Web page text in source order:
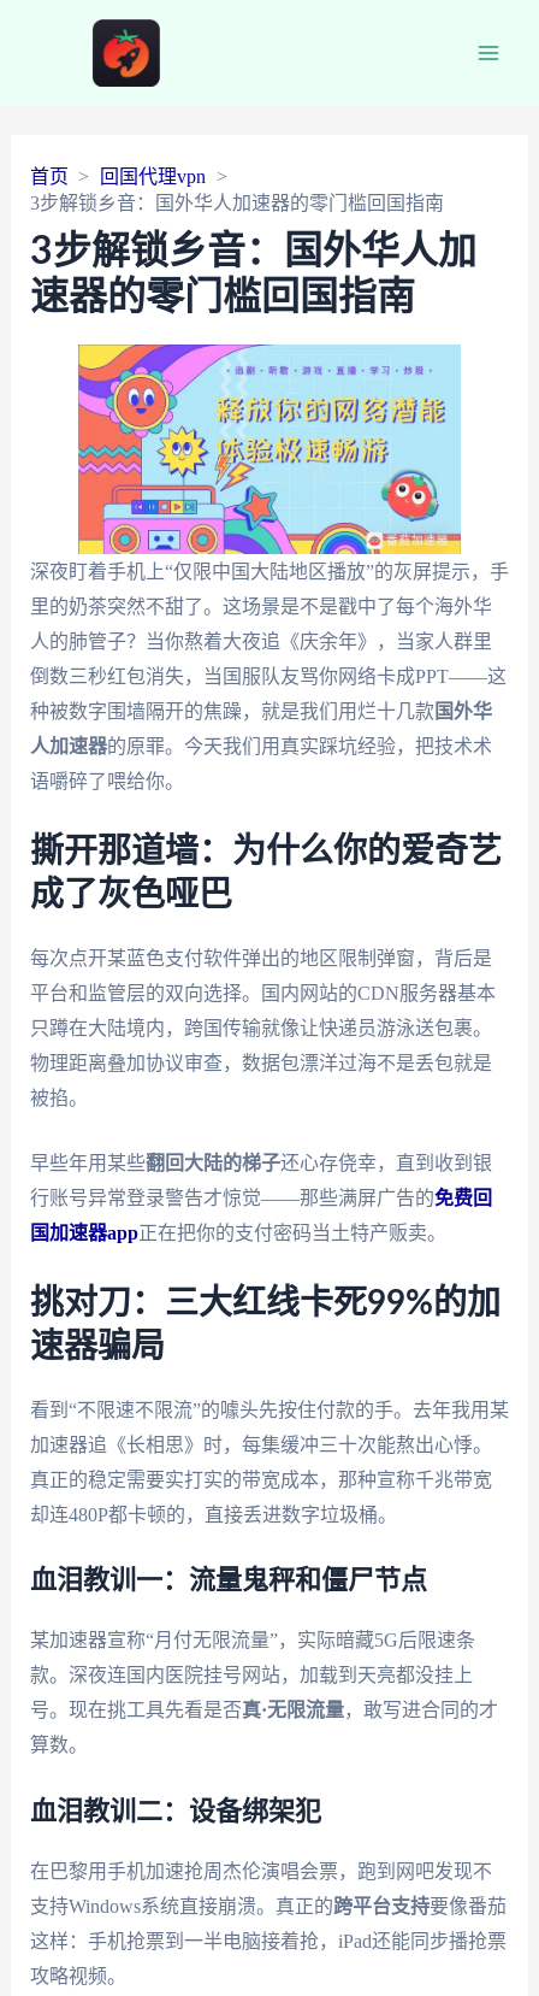
首页
回国代理vpn
3步解锁乡音：国外华人加速器的零门槛回国指南
3步解锁乡音：国外华人加
速器的零门槛回国指南
深夜盯着手机上“仅限中国大陆地区播放”的灰屏提示，手
里的奶茶突然不甜了。这场景是不是戳中了每个海外华
人的肺管子？当你熬着大夜追《庆余年》，当家人群里
倒数三秒红包消失，当国服队友骂你网络卡成PPT——这
种被数字围墙隔开的焦躁，就是我们用烂十几款 国外华
人加速器的原罪。今天我们用真实踩坑经验，把技术术
语嚼碎了喂给你。
撕开那道墙：为什么你的爱奇艺
成了灰色哑巴
每次点开某蓝色支付软件弹出的地区限制弹窗，背后是
平台和监管层的双向选择。国内网站的CDN服务器基本
只蹲在大陆境内，跨国传输就像让快递员游泳送包裹。
物理距离叠加协议审查，数据包漂洋过海不是丢包就是
被掐。
早些年用某些翻回大陆的梯子还心存侥幸，直到收到银
行账号异常登录警告才惊觉——那些满屏广告的免费回
国加速器app正在把你的支付密码当土特产贩卖。
挑对刀：三大红线卡死99%的加
速器骗局
看到“不限速不限流”的噱头先按住付款的手。去年我用某
加速器追《长相思》时，每集缓冲三十次能熬出心悸。
真正的稳定需要实打实的带宽成本，那种宣称千兆带宽
却连480P都卡顿的，直接丢进数字垃圾桶。
血泪教训一：流量鬼秤和僵尸节点
某加速器宣称“月付无限流量”，实际暗藏5G后限速条
款。深夜连国内医院挂号网站，加载到天亮都没挂上
号。现在挑工具先看是否真·无限流量，敢写进合同的才
算数。
血泪教训二：设备绑架犯
在巴黎用手机加速抢周杰伦演唱会票，跑到网吧发现不
支持Windows系统直接崩溃。真正的跨平台支持要像番茄
这样：手机抢票到一半电脑接着抢，iPad还能同步播抢票
攻略视频。